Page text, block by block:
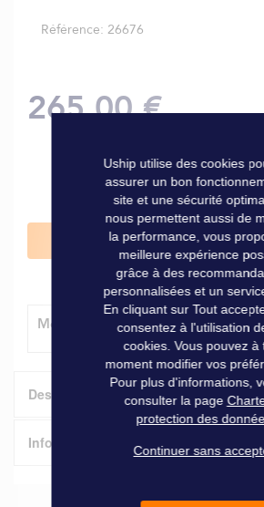
Référence 26676
265,00 €
Ajouter au panier
Modes de livraison
Description
Facilitez vos vidanges moteur avec une
transfert performante et compacte.
Informations techniques
Uship utilise des cookies
assurer un bon
site et une sécurité
nous permettent aussi de
la performance, vous
meilleure expérience
grâce à des
personnalisées et un
En cliquant sur Tout
consentez à l'utilisation
cookies. Vous pouvez à
moment modifier vos
Pour plus d'informations,
consulter la page
protection des
Continuer sans